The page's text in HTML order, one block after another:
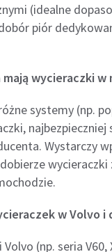
(idealne
piór
wycieraczki
systemy (np.
Wystarczy
w Volvo
(np. seria